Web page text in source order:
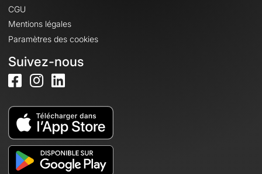
CGU
Mentions légales
Paramètres des cookies
Suivez-nous